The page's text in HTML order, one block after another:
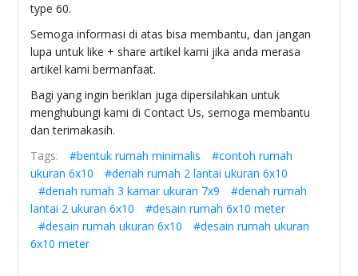
type 60.
Semoga informasi di atas bisa membantu, dan jangan
lupa untuk like + share artikel kami jika anda merasa
artikel kami bermanfaat.
Bagi yang ingin beriklan juga dipersilahkan untuk
menghubungi kami di Contact Us, semoga membantu
dan terimakasih.
Tags:
#bentuk rumah minimalis
#contoh rumah
ukuran 6x10
#denah rumah 2 lantai ukuran 6x10
#denah rumah 3 kamar ukuran 7x9
#denah rumah
lantai 2 ukuran 6x10
#desain rumah 6x10 meter
#desain rumah ukuran 6x10
#desain rumah ukuran
6x10 meter